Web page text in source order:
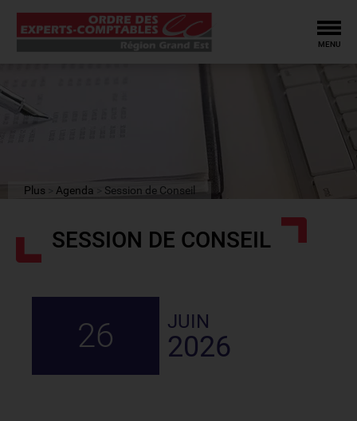
MENU
Plus Agenda Session de Conseil
26 JUIN
2026
SESSION DE CONSEIL